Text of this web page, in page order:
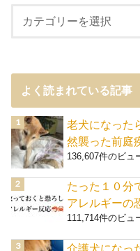
よく読まれている記事
老犬になった
然襲った前庭
136,607件のビュ
たった１０分
アレルギーの
111,714件のビュ
介護犬になっ